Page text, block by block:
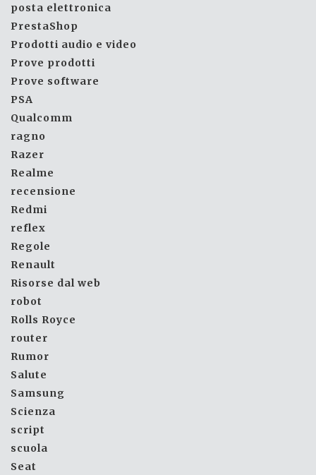
posta elettronica
PrestaShop
Prodotti audio e video
Prove prodotti
Prove software
PSA
Qualcomm
ragno
Razer
Realme
recensione
Redmi
reflex
Regole
Renault
Risorse dal web
robot
Rolls Royce
router
Rumor
Salute
Samsung
Scienza
script
scuola
Seat